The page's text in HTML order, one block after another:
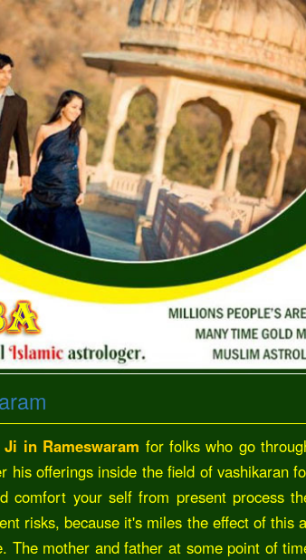
in Rameswaram for folks who go
his offerings inside the field of vashikaran
comfort your self from present process
risks, because it's miles the effect of this
The mother and father at some point of